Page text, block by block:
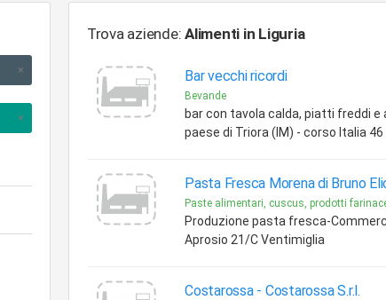
×
×
Trova aziende:Alimenti in Liguria
Bar vecchi ricordi
Bevande
bar con tavola calda, piatti freddi
paese di Triora (IM) - corso Italia 46
Pasta Fresca Morena di Bruno
Paste alimentari, cuscus, prodotti
Produzione pasta fresca-
Aprosio 21/C Ventimiglia
Costarossa - Costarossa S.r.l.